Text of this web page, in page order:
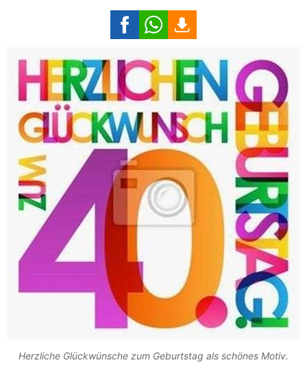
Herzliche Glückwünsche zum Geburtstag als schönes Motiv.